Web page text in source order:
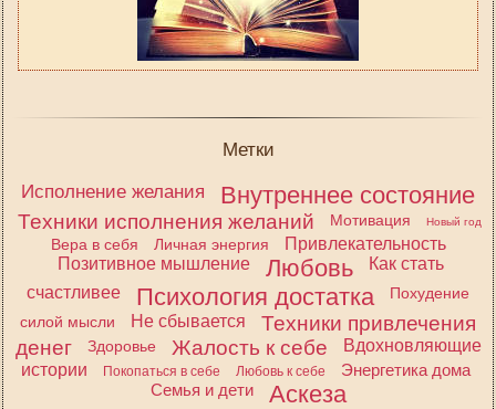
Метки
Исполнение желания
Внутреннее состояние
Техники исполнения желаний Мотивация Новый год
Вера в себя Личная энергия
Привлекательность
Позитивное мышление
Любовь
Как стать
счастливее
Психология достатка
Похудение
силой мысли
Не сбывается
Техники привлечения
денег
Здоровье Жалость к себе
Вдохновляющие
истории
Покопаться в себе Любовь к себе
Энергетика дома
Семья и дети
Аскеза